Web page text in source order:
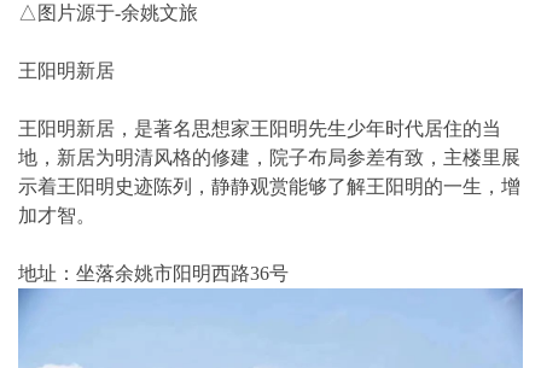
△图片源于-余姚文旅
王阳明新居
王阳明新居，是著名思想家王阳明先生少年时代居住的当
地，新居为明清风格的修建，院子布局参差有致，主楼里展
示着王阳明史迹陈列，静静观赏能够了解王阳明的一生，增
加才智。
地址：坐落余姚市阳明西路36号